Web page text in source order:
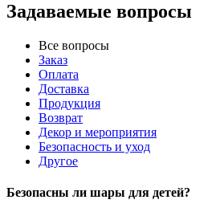
Задаваемые вопросы
Все вопросы
Заказ
Оплата
Доставка
Продукция
Возврат
Декор и мероприятия
Безопасность и уход
Другое
Безопасны ли шары для детей?